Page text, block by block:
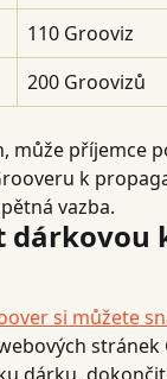
110 Grooviz
200 Groovizů
může příjemce
k
vazba.
dárkovou
si můžete
stránek